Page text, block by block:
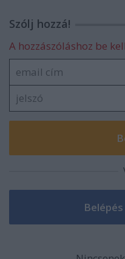
Szólj hozzá!
A hozzászóláshoz be